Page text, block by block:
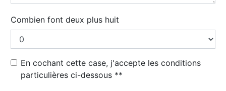
Combien font deux plus huit
En cochant cette case, j'accepte les conditions
particulières ci-dessous **